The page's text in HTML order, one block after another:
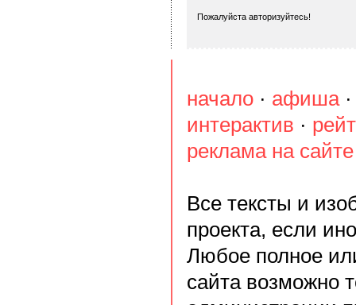
Пожалуйста авторизуйтесь!
начало · афиша
интерактив ·
реклама на сайте
Все тексты и
проекта, если
Любое полное
сайта возможно